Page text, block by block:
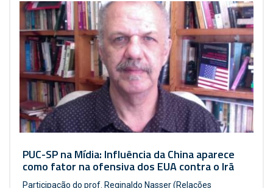
PUC-SP na Mídia: Influência da China aparece
como fator na ofensiva dos EUA contra o Irã
Participação do prof. Reginaldo Nasser (Relações